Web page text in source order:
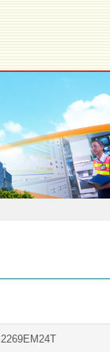
2269EM24T